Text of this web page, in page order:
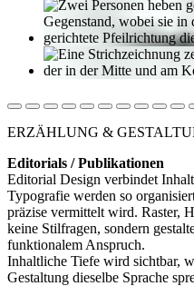
ERZÄHLUNG &
Editorials / Publikationen
Editorial Design verbindet
Typografie werden so
präzise vermittelt wird. Raster,
keine Stilfragen, sondern
funktionalem Anspruch.
Inhaltliche Tiefe wird sichtbar,
Gestaltung dieselbe Sprache